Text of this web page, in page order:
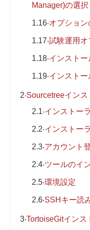
Manager)の選択
1.16オプション
1.17試験運用オ
1.18インストー
1.19インストー
2Sourcetreeインス
2.1インストー
2.2インストー
2.3アカウント
2.4ツールのイ
2.5環境設定
2.6SSHキー読
3TortoiseGitインス